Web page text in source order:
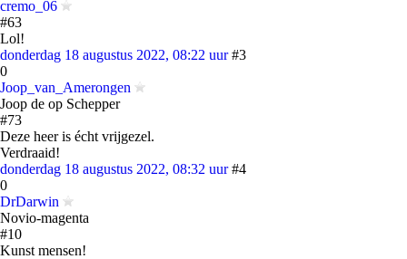
cremo_06
#63
Lol!
donderdag 18 augustus 2022, 08:22 uur #3
0
Joop_van_Amerongen
Joop de op Schepper
#73
Deze heer is écht vrijgezel.
Verdraaid!
donderdag 18 augustus 2022, 08:32 uur #4
0
DrDarwin
Novio-magenta
#10
Kunst mensen!